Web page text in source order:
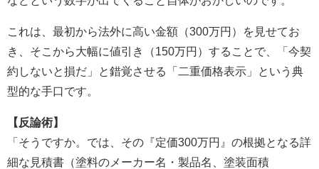
これは、最初から法外に高い金額（300万円）を見せてお
き、そこから大幅に値引き（150万円）することで、「今契
約しないと損だ」と錯覚させる「二重価格表示」という典
型的な手口です。
【反論術】
「そうですか。では、その『定価300万円』の根拠となる詳
細な見積書（塗料のメーカー名・製品名、塗装面積